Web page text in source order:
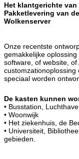
Het klantgerichte
Pakketlevering van
Wolkenserver
Onze recentste
gemakkelijke
software, of website,
speciaal worden
De kasten kunnen
• Busstation,
• Woonwijk
• Het ziekenhuis, de
• Universiteit,
gebieden.